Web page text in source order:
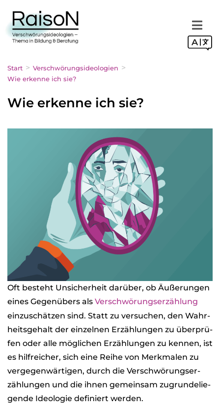
Wie erkenne ich sie?
Start > Verschwörungsideologien >
Wie erkenne ich sie?
Oft besteht Unsi­cher­heit dar­über, ob Äuße­run­gen
eines Gegen­übers als Ver­schwö­rungs­er­zäh­lung
ein­zu­schät­zen sind. Statt zu ver­su­chen, den Wahr­
heits­ge­halt der ein­zel­nen Erzäh­lun­gen zu über­prü­
fen oder alle mög­li­chen Erzäh­lun­gen zu ken­nen, ist
es hilf­rei­cher, sich eine Reihe von Merk­ma­len zu
ver­ge­gen­wär­ti­gen, durch die Ver­schwö­rungs­er­
zäh­lun­gen und die ihnen gemein­sam zugrun­de­lie­
gende Ideo­lo­gie defi­niert wer­den.